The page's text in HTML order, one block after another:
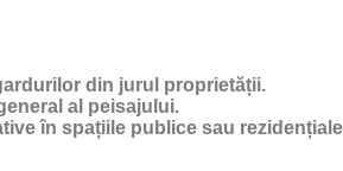
din jurul proprietății.
al peisajului.
în spațiile publice sau